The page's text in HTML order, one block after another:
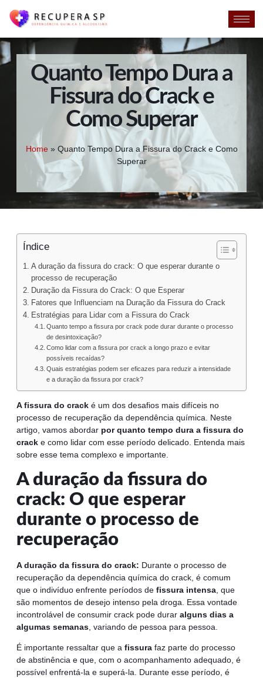
Quanto Tempo Dura a
Fissura do Crack e
Como Superar
Home » Quanto Tempo Dura a Fissura do Crack e Como
Superar
Índice
A duração da fissura do crack: O que esperar durante o
processo de recuperação
Duração da Fissura do Crack: O que Esperar
Fatores que Influenciam na Duração da Fissura do Crack
Estratégias para Lidar com a Fissura do Crack
Quanto tempo a fissura por crack pode durar durante o processo
de desintoxicação?
Como lidar com a fissura por crack a longo prazo e evitar
possíveis recaídas?
Quais estratégias podem ser eficazes para reduzir a intensidade
e a duração da fissura por crack?
A fissura do crack é um dos desafios mais difíceis no
processo de recuperação da dependência química. Neste
artigo, vamos abordar por quanto tempo dura a fissura do
crack e como lidar com esse período delicado. Entenda mais
sobre esse tema complexo e importante.
A duração da fissura do
crack: O que esperar
durante o processo de
recuperação
A duração da fissura do crack: Durante o processo de
recuperação da dependência química do crack, é comum
que o indivíduo enfrente períodos de fissura intensa , que
são momentos de desejo intenso pela droga. Essa vontade
incontrolável de consumir crack pode durar alguns dias a
algumas semanas , variando de pessoa para pessoa.
É importante ressaltar que a fissura faz parte do processo
de abstinência e que, com o acompanhamento adequado, é
possível enfrentá-la e superá-la. Durante esse período, é